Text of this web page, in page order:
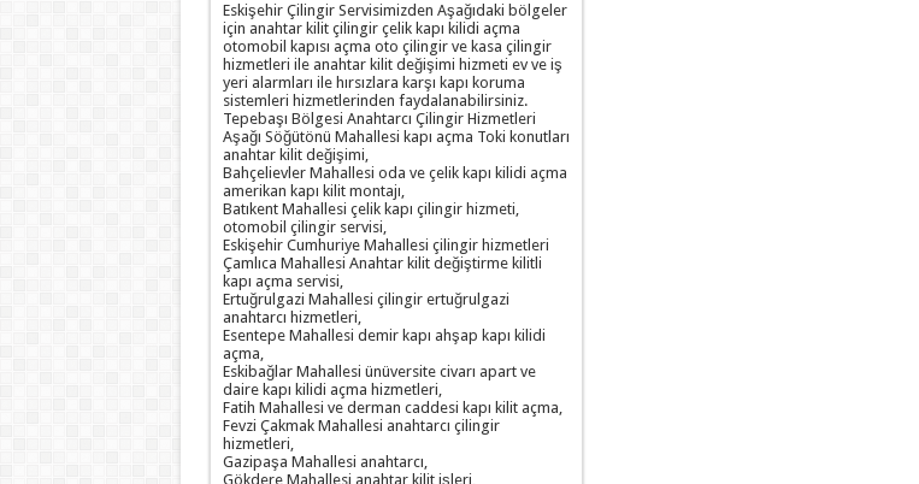
Eskişehir Çilingir Servisimizden Aşağıdaki bölgeler
için anahtar kilit çilingir çelik kapı kilidi açma
otomobil kapısı açma oto çilingir ve kasa çilingir
hizmetleri ile anahtar kilit değişimi hizmeti ev ve iş
yeri alarmları ile hırsızlara karşı kapı koruma
sistemleri hizmetlerinden faydalanabilirsiniz.
Tepebaşı Bölgesi Anahtarcı Çilingir Hizmetleri
Aşağı Söğütönü Mahallesi kapı açma Toki konutları
anahtar kilit değişimi,
Bahçelievler Mahallesi oda ve çelik kapı kilidi açma
amerikan kapı kilit montajı,
Batıkent Mahallesi çelik kapı çilingir hizmeti,
otomobil çilingir servisi,
Eskişehir Cumhuriye Mahallesi çilingir hizmetleri
Çamlıca Mahallesi Anahtar kilit değiştirme kilitli
kapı açma servisi,
Ertuğrulgazi Mahallesi çilingir ertuğrulgazi
anahtarcı hizmetleri,
Esentepe Mahallesi demir kapı ahşap kapı kilidi
açma,
Eskibağlar Mahallesi ünüversite civarı apart ve
daire kapı kilidi açma hizmetleri,
Fatih Mahallesi ve derman caddesi kapı kilit açma,
Fevzi Çakmak Mahallesi anahtarcı çilingir
hizmetleri,
Gazipaşa Mahallesi anahtarcı,
Gökdere Mahallesi anahtar kilit işleri,